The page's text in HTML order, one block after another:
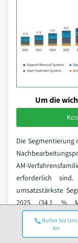
Rufen Sie Uns
An
Um die
Die
AM-
erforderlich sind.
umsatzstärkste
2025 (34,1 %
obligatorischen
metallische AM-
Verteidigung